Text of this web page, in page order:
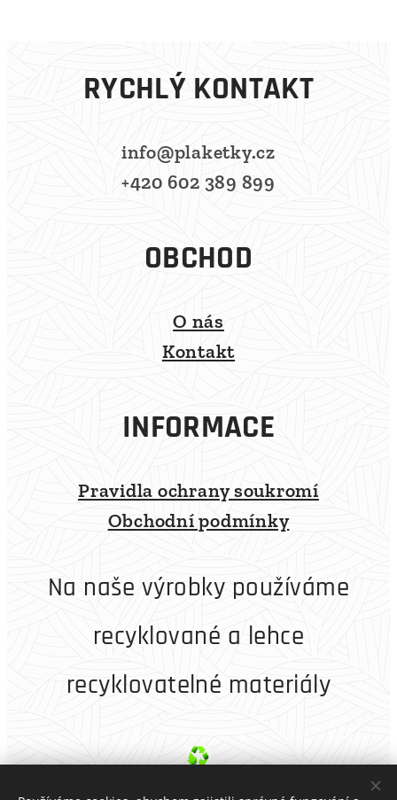
RYCHLÝ KONTAKT
info@plaketky.cz
+420 602 389 899
OBCHOD
O nás
Kontakt
INFORMACE
Pravidla ochrany soukromí
Obchodní podmínky
Na naše výrobky používáme
recyklované a lehce
recyklovatelné materiály